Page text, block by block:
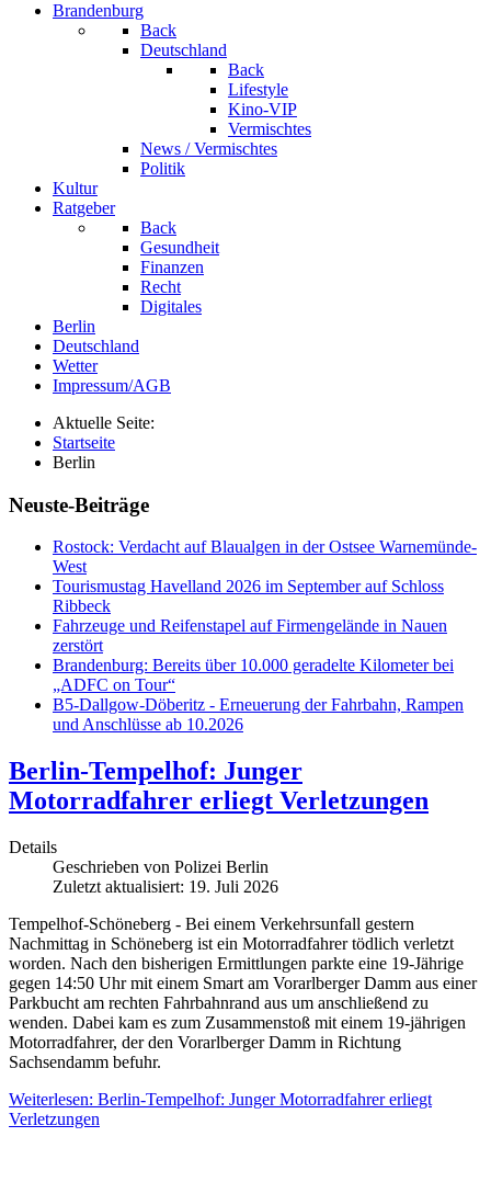
Brandenburg
Back
Deutschland
Back
Lifestyle
Kino-VIP
Vermischtes
News / Vermischtes
Politik
Kultur
Ratgeber
Back
Gesundheit
Finanzen
Recht
Digitales
Berlin
Deutschland
Wetter
Impressum/AGB
Aktuelle Seite:
Startseite
Berlin
Neuste-Beiträge
Rostock: Verdacht auf Blaualgen in der Ostsee Warnemünde-
West
Tourismustag Havelland 2026 im September auf Schloss
Ribbeck
Fahrzeuge und Reifenstapel auf Firmengelände in Nauen
zerstört
Brandenburg: Bereits über 10.000 geradelte Kilometer bei
„ADFC on Tour“
B5-Dallgow-Döberitz - Erneuerung der Fahrbahn, Rampen
und Anschlüsse ab 10.2026
Berlin-Tempelhof: Junger
Motorradfahrer erliegt Verletzungen
Details
Geschrieben von Polizei Berlin
Zuletzt aktualisiert: 19. Juli 2026
Tempelhof-Schöneberg - Bei einem Verkehrsunfall gestern
Nachmittag in Schöneberg ist ein Motorradfahrer tödlich verletzt
worden. Nach den bisherigen Ermittlungen parkte eine 19-Jährige
gegen 14:50 Uhr mit einem Smart am Vorarlberger Damm aus einer
Parkbucht am rechten Fahrbahnrand aus um anschließend zu
wenden. Dabei kam es zum Zusammenstoß mit einem 19-jährigen
Motorradfahrer, der den Vorarlberger Damm in Richtung
Sachsendamm befuhr.
Weiterlesen: Berlin-Tempelhof: Junger Motorradfahrer erliegt
Verletzungen